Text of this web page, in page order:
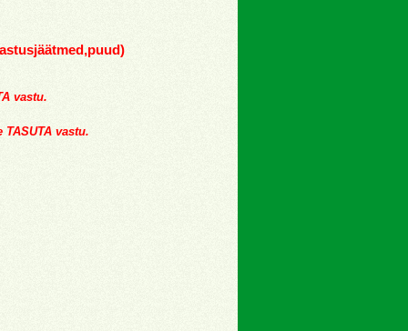
vastu.
vastu.